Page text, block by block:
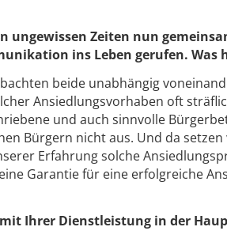
ungewissen Zeiten nun
ins Leben gerufen. Was
beide unabhängig
Ansiedlungsvorhaben oft
und auch sinnvolle
Bürgern nicht aus. Und da
Erfahrung solche
Garantie für eine erfolgreiche
Ihrer Dienstleistung in der